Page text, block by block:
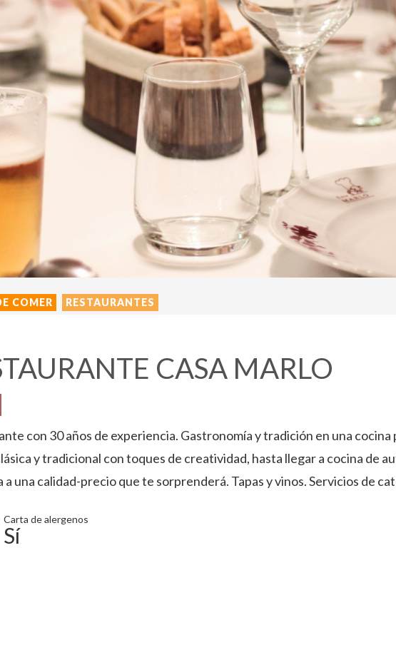
COMER RESTAURANTES
CASA MARLO
con 30 años de experiencia. Gastronomía y tradición en una cocina
y tradicional con toques de creatividad, hasta llegar a cocina de
a una calidad-precio que te sorprenderá. Tapas y vinos. Servicios de
Carta de alergenos
Sí